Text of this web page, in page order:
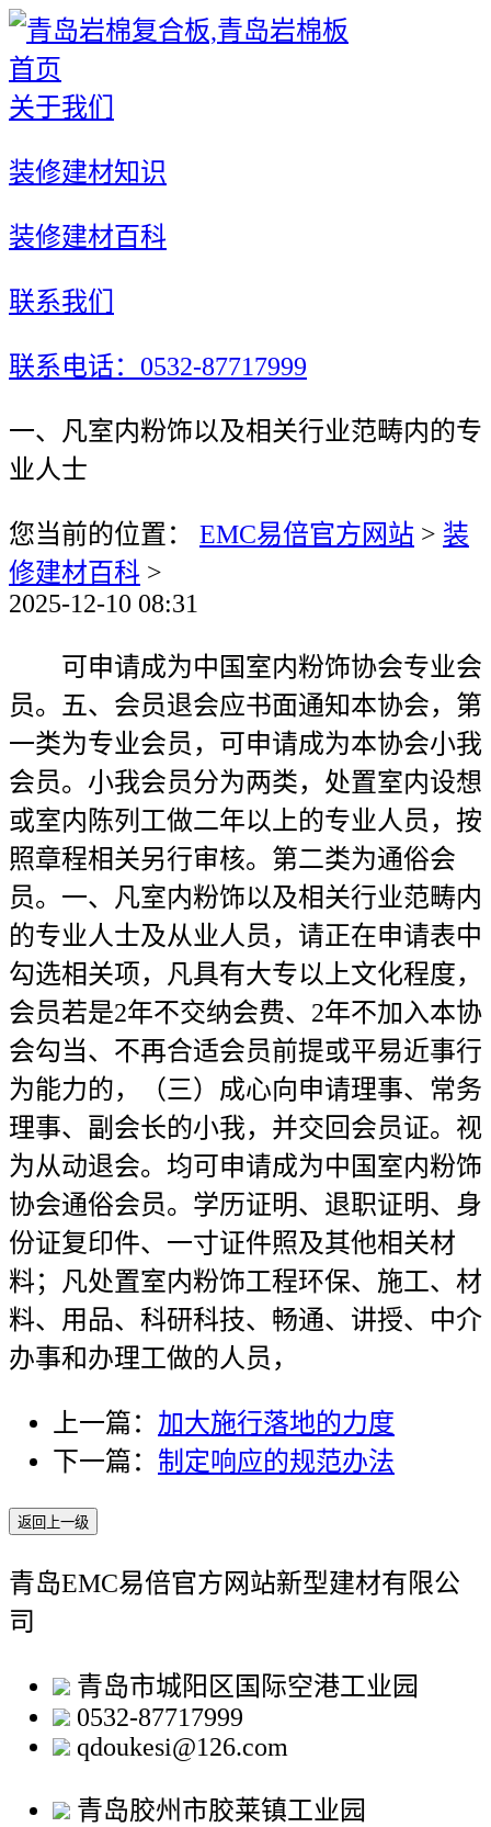
首页
关于我们
装修建材知识
装修建材百科
联系我们
联系电话：0532-87717999
一、凡室内粉饰以及相关行业范畴内的专
业人士
您当前的位置： EMC易倍官方网站 > 装
修建材百科 >
2025-12-10 08:31
可申请成为中国室内粉饰协会专业会
员。五、会员退会应书面通知本协会，第
一类为专业会员，可申请成为本协会小我
会员。小我会员分为两类，处置室内设想
或室内陈列工做二年以上的专业人员，按
照章程相关另行审核。第二类为通俗会
员。一、凡室内粉饰以及相关行业范畴内
的专业人士及从业人员，请正在申请表中
勾选相关项，凡具有大专以上文化程度，
会员若是2年不交纳会费、2年不加入本协
会勾当、不再合适会员前提或平易近事行
为能力的，（三）成心向申请理事、常务
理事、副会长的小我，并交回会员证。视
为从动退会。均可申请成为中国室内粉饰
协会通俗会员。学历证明、退职证明、身
份证复印件、一寸证件照及其他相关材
料；凡处置室内粉饰工程环保、施工、材
料、用品、科研科技、畅通、讲授、中介
办事和办理工做的人员，
上一篇： 加大施行落地的力度
下一篇： 制定响应的规范办法
返回上一级
青岛EMC易倍官方网站新型建材有限公
司
青岛市城阳区国际空港工业园
0532-87717999
qdoukesi@126.com
青岛胶州市胶莱镇工业园